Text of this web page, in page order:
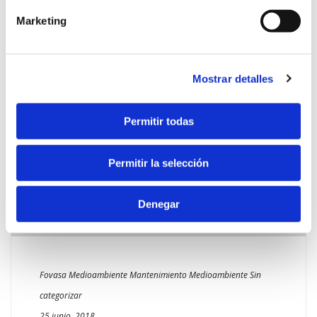
Cookies de tercero
: Son aquéllas que se envían al
equipo terminal del usuario desde un equipo o dominio
2. En función de la duración de la cookie:
accede a una página web.
Cookies persistentes: Son un tipo de cookies en el
que los datos siguen almacenados en el terminal y
pueden ser accedidos y tratados durante un periodo
definido por el responsable de la cookie, y que puede ir
Marketing
Mostrar detalles
Permitir todas
Permitir la selección
Denegar
estos [...]
Fovasa MedioambienteMantenimientoMedioambienteSin
categorizar